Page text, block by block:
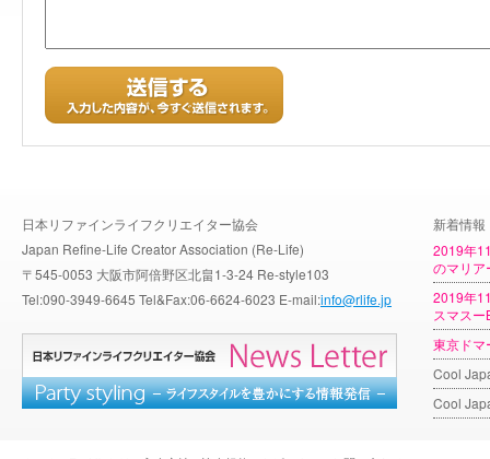
日本リファインライフクリエイター協会
Japan Refine-Life Creator Association (Re-Life)
〒545-0053 大阪市阿倍野区北畠1-3-24 Re-style103
Tel:090-3949-6645 Tel&Fax:06-6624-6023 E-mail:info@rlife.jp
新着情報
2019年
のマリア
2019年
スマス
東京ドマ
Cool
Cool